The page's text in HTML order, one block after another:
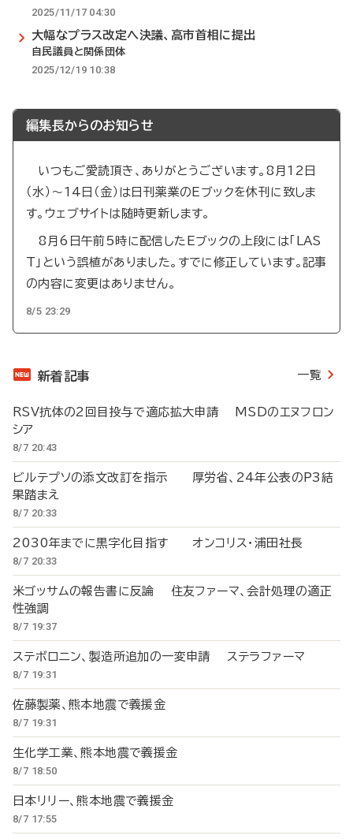
2025/11/17 04:30
大幅なプラス改定へ決議、高市首相に提出
自民議員と関係団体
2025/12/19 10:38
編集長からのお知らせ
いつもご愛読頂き、ありがとうございます。8月12日
（水）～14日（金）は日刊薬業のEブックを休刊に致しま
す。ウェブサイトは随時更新します。
8月6日午前5時に配信したEブックの上段には「LAS
T」という誤植がありました。すでに修正しています。記事
の内容に変更はありません。
8/5 23:29
新着記事 一覧
RSV抗体の2回目投与で適応拡大申請 MSDのエヌフロン
シア
8/7 20:43
ビルテプソの添文改訂を指示 厚労省、24年公表のP3結
果踏まえ
8/7 20:33
2030年までに黒字化目指す オンコリス・浦田社長
8/7 20:33
米ゴッサムの報告書に反論 住友ファーマ、会計処理の適正
性強調
8/7 19:37
ステボロニン、製造所追加の一変申請 ステラファーマ
8/7 19:31
佐藤製薬、熊本地震で義援金
8/7 19:31
生化学工業、熊本地震で義援金
8/7 18:50
日本リリー、熊本地震で義援金
8/7 17:55